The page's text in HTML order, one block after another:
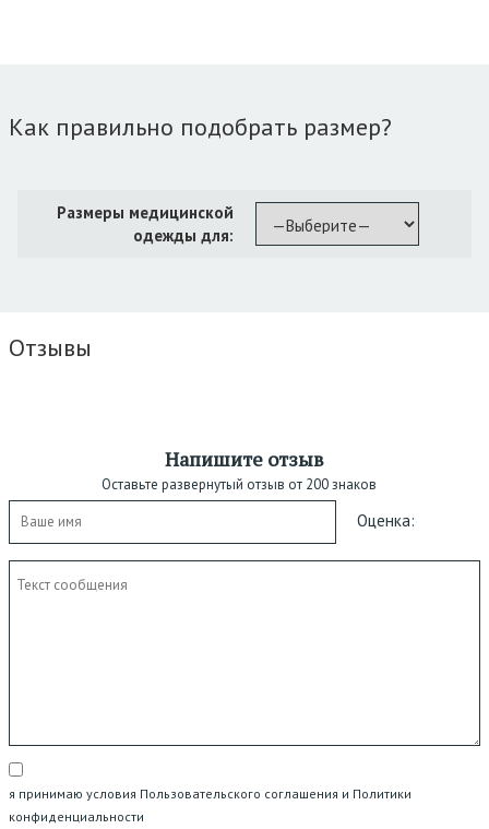
Как правильно подобрать размер?
Размеры медицинской
одежды для:
Отзывы
Напишите отзыв
Оставьте развернутый отзыв от 200 знаков
Оценка:
я принимаю условия Пользовательского соглашения и Политики
конфиденциальности